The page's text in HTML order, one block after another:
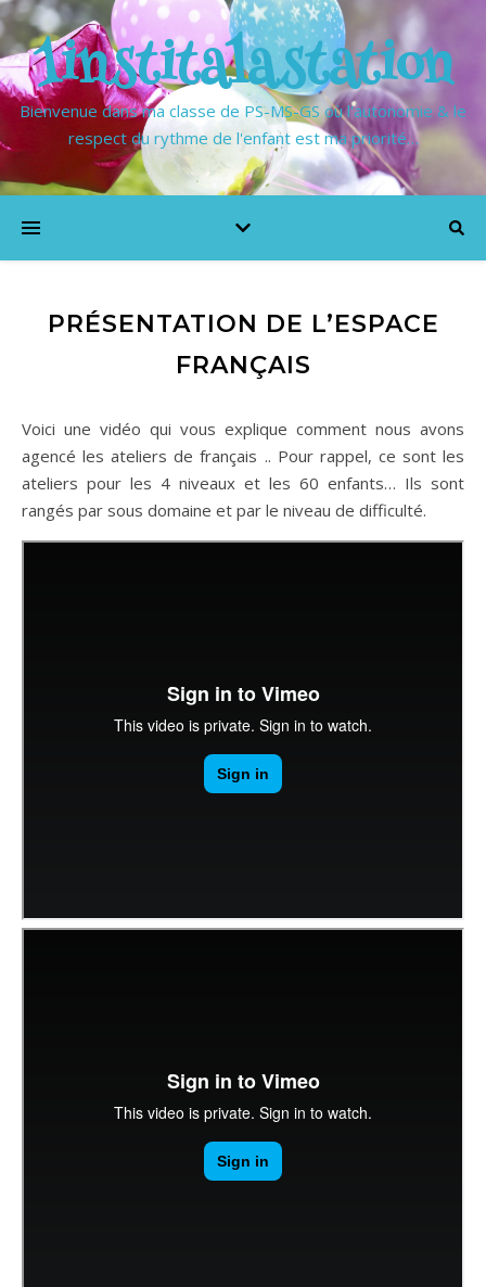
1institalastation
Bienvenue dans ma classe de PS-MS-GS où l'autonomie & le
respect du rythme de l'enfant est ma priorité…
PRÉSENTATION DE L’ESPACE
FRANÇAIS
Voici une vidéo qui vous explique comment nous avons
agencé les ateliers de français .. Pour rappel, ce sont les
ateliers pour les 4 niveaux et les 60 enfants… Ils sont
rangés par sous domaine et par le niveau de difficulté.